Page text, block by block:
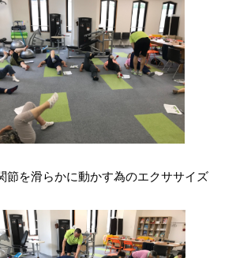
節を滑らかに動かす為のエクササイズ